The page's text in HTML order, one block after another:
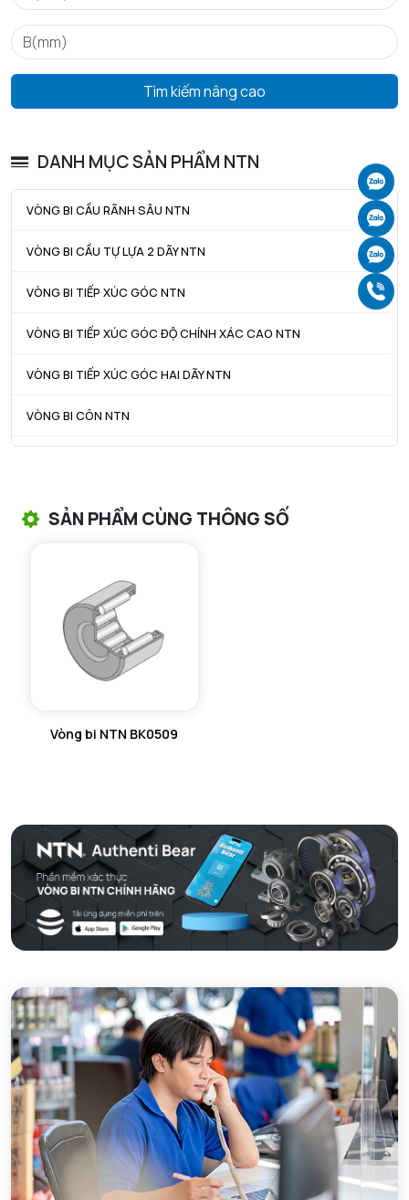
Tìm kiếm nâng cao
DANH MỤC SẢN PHẨM NTN
VÒNG BI CẦU RÃNH SÂU NTN
VÒNG BI CẦU TỰ LỰA 2 DÃY NTN
VÒNG BI TIẾP XÚC GÓC NTN
VÒNG BI TIẾP XÚC GÓC ĐỘ CHÍNH XÁC CAO NTN
VÒNG BI TIẾP XÚC GÓC HAI DÃY NTN
VÒNG BI CÔN NTN
VÒNG BI KIM NTN
VÒNG BI CHẶN TRỤC NTN
VÒNG BI LĂN TRỤ ĐẨY NTN
GỐI ĐỠ 2 NỬA NTN
MÁY GIA NHIỆT NTN
SẢN PHẨM CÙNG THÔNG SỐ
Vòng bi NTN BK0509